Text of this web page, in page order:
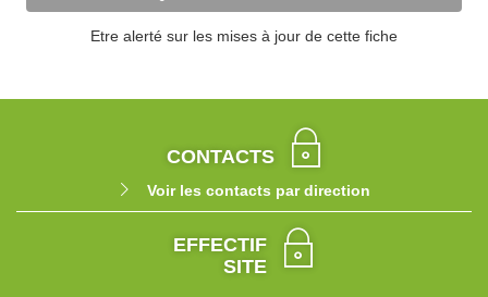
Etre alerté sur les mises à jour de cette fiche
CONTACTS
Voir les contacts par direction
EFFECTIF
SITE